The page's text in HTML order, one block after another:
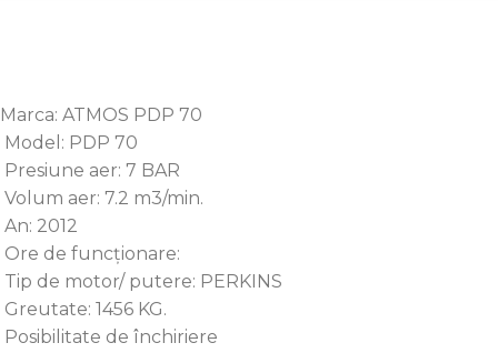
Marca: ATMOS PDP 70
Model: PDP 70
Presiune aer: 7 BAR
Volum aer: 7.2 m3/min.
An: 2012
Ore de funcționare:
Tip de motor/ putere: PERKINS
Greutate: 1456 KG.
Posibilitate de închiriere